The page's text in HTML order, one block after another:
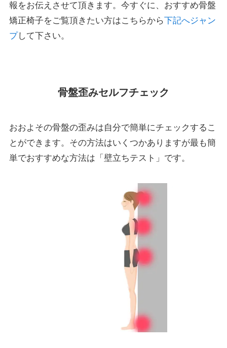
報をお伝えさせて頂きます。今すぐに、おすすめ骨盤
矯正椅子をご覧頂きたい方はこちらから下記へジャン
プして下さい。
骨盤歪みセルフチェック
おおよその骨盤の歪みは自分で簡単にチェックするこ
とができます。その方法はいくつかありますが最も簡
単でおすすめな方法は「壁立ちテスト」です。